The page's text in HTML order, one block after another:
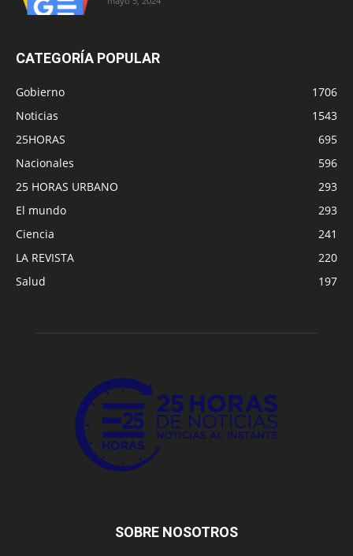
CATEGORÍA POPULAR
Gobierno
1706
Noticias
1543
25HORAS
695
Nacionales
596
25 HORAS URBANO
293
El mundo
293
Ciencia
241
LA REVISTA
220
Salud
197
SOBRE NOSOTROS